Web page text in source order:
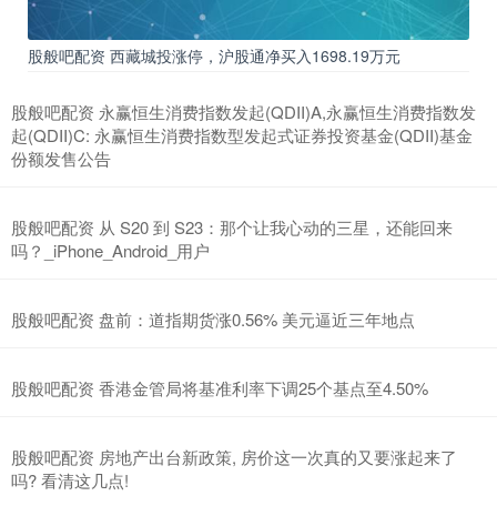
股般吧配资 西藏城投涨停，沪股通净买入1698.19万元
股般吧配资 永赢恒生消费指数发起(QDII)A,永赢恒生消费指数发
起(QDII)C: 永赢恒生消费指数型发起式证券投资基金(QDII)基金
份额发售公告
股般吧配资 从 S20 到 S23：那个让我心动的三星，还能回来
吗？_iPhone_Android_用户
股般吧配资 盘前：道指期货涨0.56% 美元逼近三年地点
股般吧配资 香港金管局将基准利率下调25个基点至4.50%
股般吧配资 房地产出台新政策, 房价这一次真的又要涨起来了
吗? 看清这几点!